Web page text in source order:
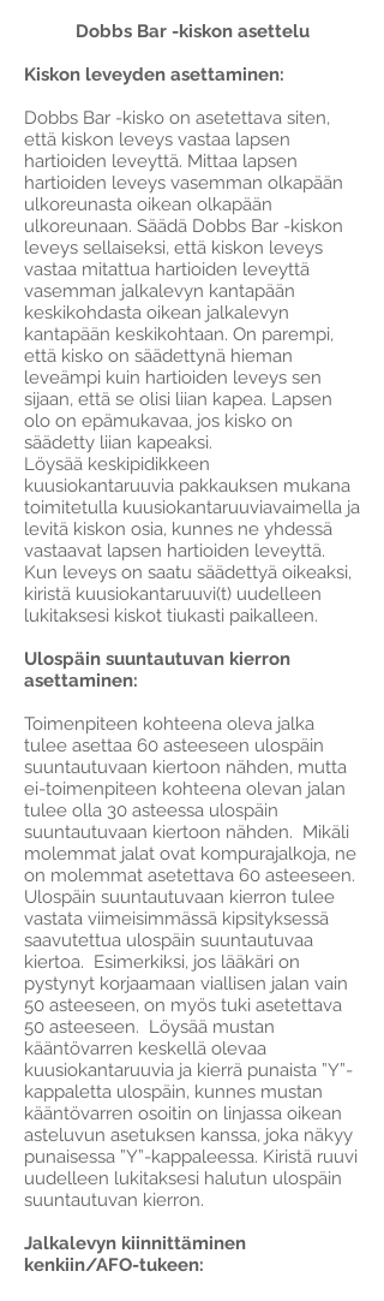
Dobbs Bar -kiskon asettelu
Kiskon leveyden asettaminen:
Dobbs Bar -kisko on asetettava siten,
että kiskon leveys vastaa lapsen
hartioiden leveyttä. Mittaa lapsen
hartioiden leveys vasemman olkapään
ulkoreunasta oikean olkapään
ulkoreunaan. Säädä Dobbs Bar -kiskon
leveys sellaiseksi, että kiskon leveys
vastaa mitattua hartioiden leveyttä
vasemman jalkalevyn kantapään
keskikohdasta oikean jalkalevyn
kantapään keskikohtaan. On parempi,
että kisko on säädettynä hieman
leveämpi kuin hartioiden leveys sen
sijaan, että se olisi liian kapea. Lapsen
olo on epämukavaa, jos kisko on
säädetty liian kapeaksi.
Löysää keskipidikkeen
kuusiokantaruuvia pakkauksen mukana
toimitetulla kuusiokantaruuviavaimella ja
levitä kiskon osia, kunnes ne yhdessä
vastaavat lapsen hartioiden leveyttä.
Kun leveys on saatu säädettyä oikeaksi,
kiristä kuusiokantaruuvi(t) uudelleen
lukitaksesi kiskot tiukasti paikalleen.
Ulospäin suuntautuvan kierron
asettaminen:
Toimenpiteen kohteena oleva jalka
tulee asettaa 60 asteeseen ulospäin
suuntautuvaan kiertoon nähden, mutta
ei-toimenpiteen kohteena olevan jalan
tulee olla 30 asteessa ulospäin
suuntautuvaan kiertoon nähden. Mikäli
molemmat jalat ovat kompurajalkoja, ne
on molemmat asetettava 60 asteeseen.
Ulospäin suuntautuvaan kierron tulee
vastata viimeisimmässä kipsityksessä
saavutettua ulospäin suuntautuvaa
kiertoa. Esimerkiksi, jos lääkäri on
pystynyt korjaamaan viallisen jalan vain
50 asteeseen, on myös tuki asetettava
50 asteeseen. Löysää mustan
kääntövarren keskellä olevaa
kuusiokantaruuvia ja kierrä punaista ”Y”-
kappaletta ulospäin, kunnes mustan
kääntövarren osoitin on linjassa oikean
asteluvun asetuksen kanssa, joka näkyy
punaisessa ”Y”-kappaleessa. Kiristä ruuvi
uudelleen lukitaksesi halutun ulospäin
suuntautuvan kierron.
Jalkalevyn kiinnittäminen
kenkiin/AFO-tukeen: